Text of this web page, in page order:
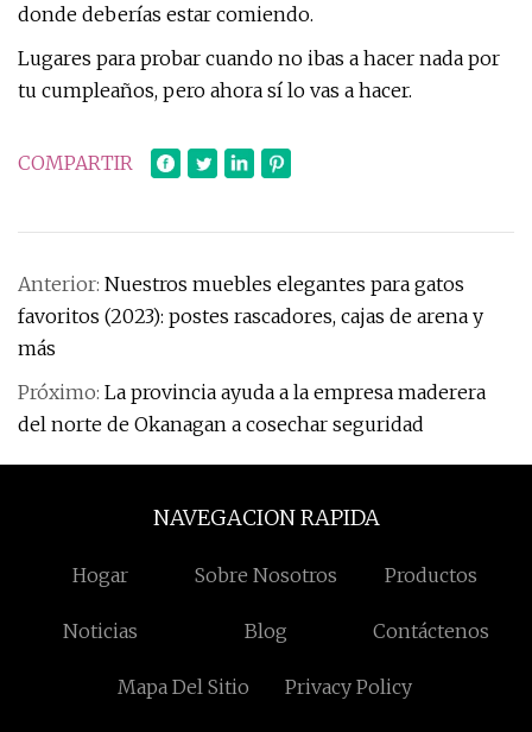
donde deberías estar comiendo.
Lugares para probar cuando no ibas a hacer nada por
tu cumpleaños, pero ahora sí lo vas a hacer.
COMPARTIR
Anterior: Nuestros muebles elegantes para gatos
favoritos (2023): postes rascadores, cajas de arena y
más
Próximo: La provincia ayuda a la empresa maderera
del norte de Okanagan a cosechar seguridad
NAVEGACION RAPIDA
Hogar Sobre Nosotros Productos
Noticias Blog Contáctenos
Mapa Del Sitio Privacy Policy